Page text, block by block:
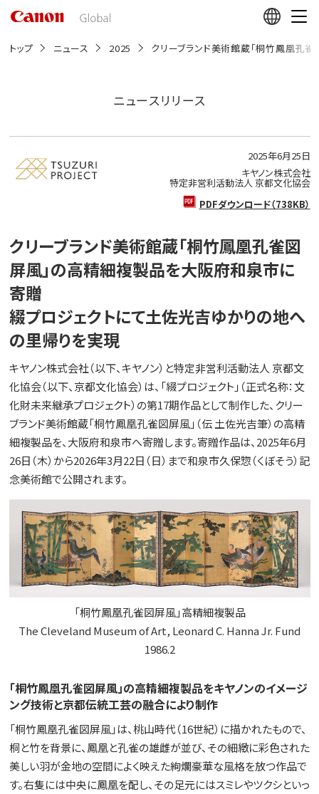
動
トップ ニュース 2025 クリーブランド美術館蔵「桐竹鳳凰孔
ニュースリリース
2025年6月25日
キヤノン株式会社
特定非営利活動法人 京都文化協会
PDFダウンロード（738KB）
クリーブランド美術館蔵「桐竹鳳凰孔雀図
屏風」の高精細複製品を大阪府和泉市に
寄贈
綴プロジェクトにて土佐光吉ゆかりの地へ
の里帰りを実現
キヤノン株式会社（以下、キヤノン）と特定非営利活動法人 京都文
化協会（以下、京都文化協会）は、「綴プロジェクト」（正式名称：文
化財未来継承プロジェクト）の第17期作品として制作した、クリー
ブランド美術館蔵「桐竹鳳凰孔雀図屏風」（伝 土佐光吉筆）の高精
細複製品を、大阪府和泉市へ寄贈します。寄贈作品は、2025年6月
26日（木）から2026年3月22日（日）まで和泉市久保惣（くぼそう）記
念美術館で公開されます。
「桐竹鳳凰孔雀図屏風」高精細複製品
The Cleveland Museum of Art, Leonard C. Hanna Jr. Fund
1986.2
「桐竹鳳凰孔雀図屏風」の高精細複製品をキヤノンのイメージ
ング技術と京都伝統工芸の融合により制作
「桐竹鳳凰孔雀図屏風」は、桃山時代（16世紀）に描かれたもので、
桐と竹を背景に、鳳凰と孔雀の雄雌が並び、その細緻に彩色された
美しい羽が金地の空間によく映えた絢爛豪華な風格を放つ作品で
す。右隻には中央に鳳凰を配し、その足元にはスミレやツクシといっ